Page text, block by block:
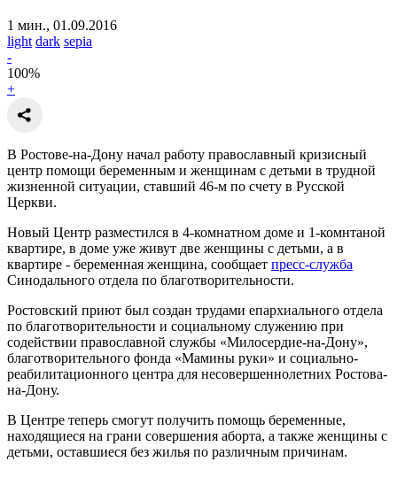
1 мин., 01.09.2016
light dark sepia
-
100%
+
В Ростове-на-Дону начал работу православный кризисный
центр помощи беременным и женщинам с детьми в трудной
жизненной ситуации, ставший 46-м по счету в Русской
Церкви.
Новый Центр разместился в 4-комнатном доме и 1-комнтаной
квартире, в доме уже живут две женщины с детьми, а в
квартире - беременная женщина, сообщает пресс-служба
Синодального отдела по благотворительности.
Ростовский приют был создан трудами епархиального отдела
по благотворительности и социальному служению при
содействии православной службы «Милосердие-на-Дону»,
благотворительного фонда «Мамины руки» и социально-
реабилитационного центра для несовершеннолетних Ростова-
на-Дону.
В Центре теперь смогут получить помощь беременные,
находящиеся на грани совершения аборта, а также женщины с
детьми, оставшиеся без жилья по различным причинам.